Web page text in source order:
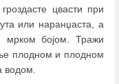
цвасти при
или наранџаста, а
бојом. Тражи
плодном и плодном
водом.